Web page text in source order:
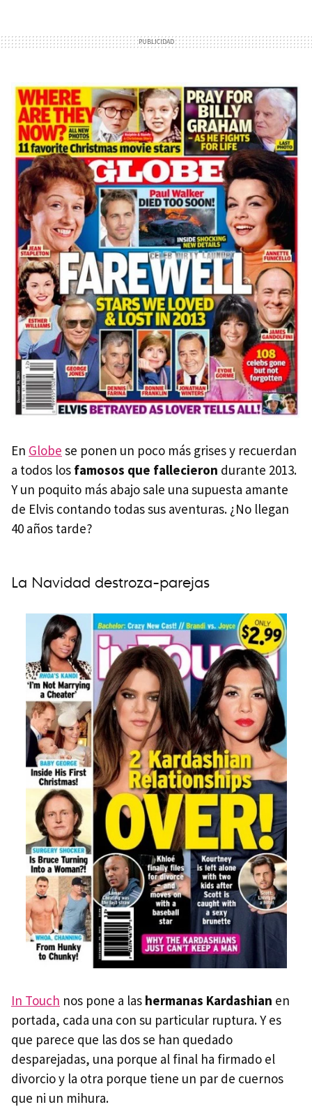
En Globe se ponen un poco más grises y recuerdan
a todos los famosos que fallecieron durante 2013.
Y un poquito más abajo sale una supuesta amante
de Elvis contando todas sus aventuras. ¿No llegan
40 años tarde?
La Navidad destroza-parejas
In Touch nos pone a las hermanas Kardashian en
portada, cada una con su particular ruptura. Y es
que parece que las dos se han quedado
desparejadas, una porque al final ha firmado el
divorcio y la otra porque tiene un par de cuernos
que ni un mihura.